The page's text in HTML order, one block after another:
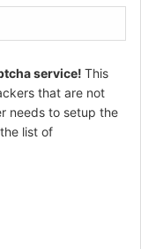
service! This
that are not
needs to setup the
list of